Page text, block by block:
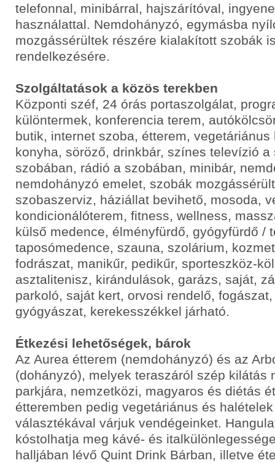
telefonnal, minibárral, hajszárítóval,
használattal. Nemdohányzó, egymásba
mozgássérültek részére kialakított szobák
rendelkezésére.
Szolgáltatások a közös terekben
Központi széf, 24 órás portaszolgálat,
különtermek, konferencia terem,
butik, internet szoba, étterem, vegetáriánus
konyha, söröző, drinkbár, színes televízió
szobában, rádió a szobában, minibár,
nemdohányzó emelet, szobák
szobaszerviz, háziállat bevihető, mosoda,
kondicionálóterem, fitness, wellness,
külső medence, élményfürdő, gyógyfürdő /
taposómedence, szauna, szolárium,
fodrászat, manikűr, pedikűr, sporteszköz-
asztalitenisz, kirándulások, garázs, saját,
parkoló, saját kert, orvosi rendelő,
gyógyászat, kerekesszékkel járható.
Étkezési lehetőségek, bárok
Az Aurea étterem (nemdohányzó) és az
(dohányzó), melyek teraszáról szép kilátás
parkjára, nemzetközi, magyaros és diétás
étteremben pedig vegetáriánus és
választékával várjuk vendégeinket.
kóstolhatja meg kávé- és
halljában lévő Quint Drink Bárban, illetve